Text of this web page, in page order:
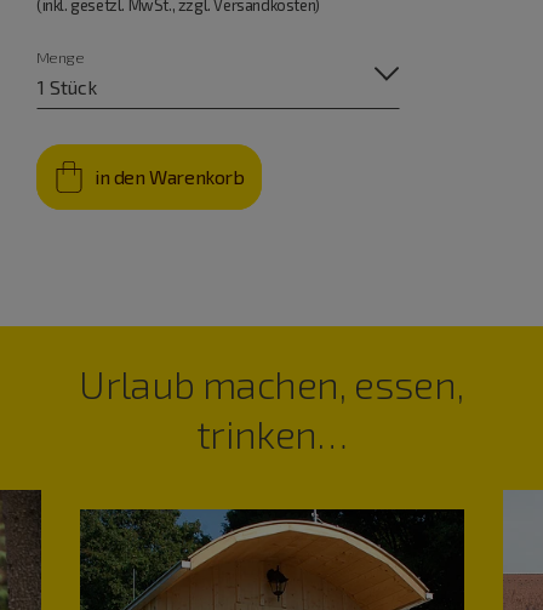
(inkl. gesetzl. MwSt., zzgl. Versandkosten)
Menge
in den Warenkorb
Urlaub machen, essen,
trinken…